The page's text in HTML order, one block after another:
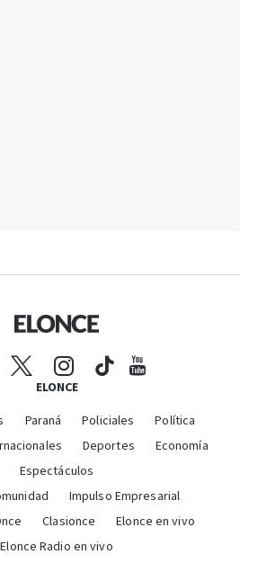
ELONCE
Paraná Policiales
Política
Deportes
Economía
Espectáculos
Impulso Empresarial
Clasionce
Elonce en vivo
Elonce Radio en vivo